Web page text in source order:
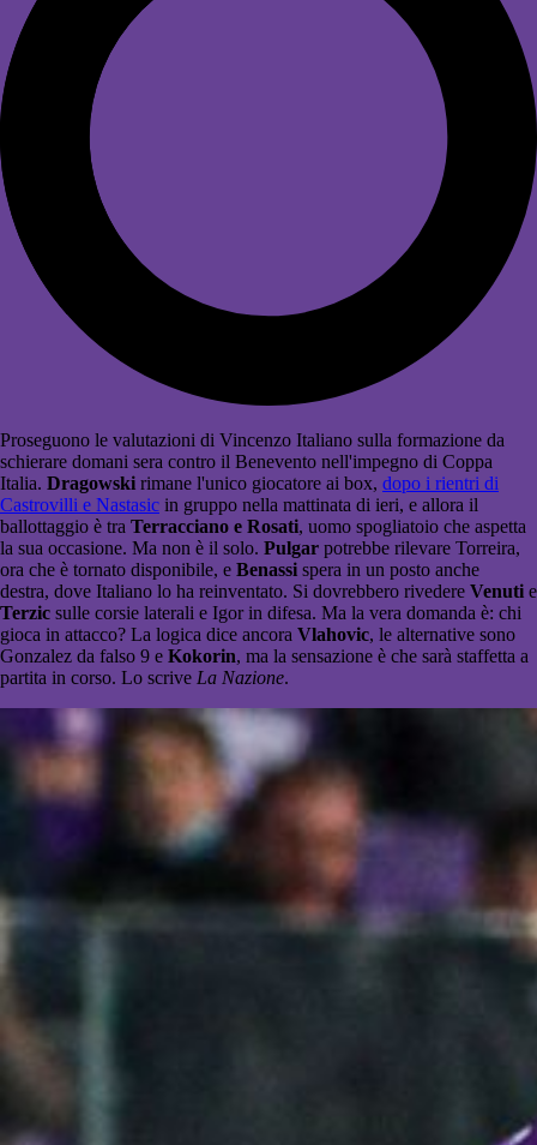
Proseguono le valutazioni di Vincenzo Italiano sulla formazione da
schierare domani sera contro il Benevento nell'impegno di Coppa
Italia. Dragowski rimane l'unico giocatore ai box, dopo i rientri di
Castrovilli e Nastasic in gruppo nella mattinata di ieri, e allora il
ballottaggio è tra Terracciano e Rosati, uomo spogliatoio che aspetta
la sua occasione. Ma non è il solo. Pulgar potrebbe rilevare Torreira,
ora che è tornato disponibile, e Benassi spera in un posto anche
destra, dove Italiano lo ha reinventato. Si dovrebbero rivedere Venuti e
Terzic sulle corsie laterali e Igor in difesa. Ma la vera domanda è: chi
gioca in attacco? La logica dice ancora Vlahovic, le alternative sono
Gonzalez da falso 9 e Kokorin, ma la sensazione è che sarà staffetta a
partita in corso. Lo scrive La Nazione.